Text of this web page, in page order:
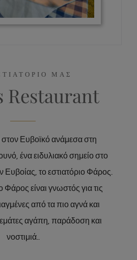
ΜΑΣ
Restaurant
Ευβοϊκό ανάμεσα στη
ένα ειδυλιακό σημείο στο
Ευβοίας, το εστιατόριο Φάρος.
Φάρος είναι γνωστός για τις
από τα πιο αγνά και
αγάπη, παράδοση και
νοστιμιά..